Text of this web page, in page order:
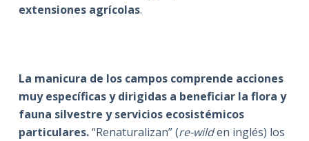
extensiones agrícolas.
La manicura de los campos comprende acciones
muy específicas y dirigidas a beneficiar la flora y
fauna silvestre y servicios ecosistémicos
particulares.“Renaturalizan” (re-wilden inglés) los